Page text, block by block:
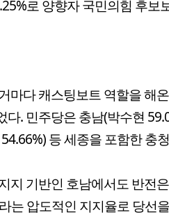
로 양향자 국민의힘 후보
마다 캐스팅보트 역할을 해
다. 민주당은 충남(박수현
등 세종을 포함한 충
지 기반인 호남에서도 반전
는 압도적인 지지율로 당선